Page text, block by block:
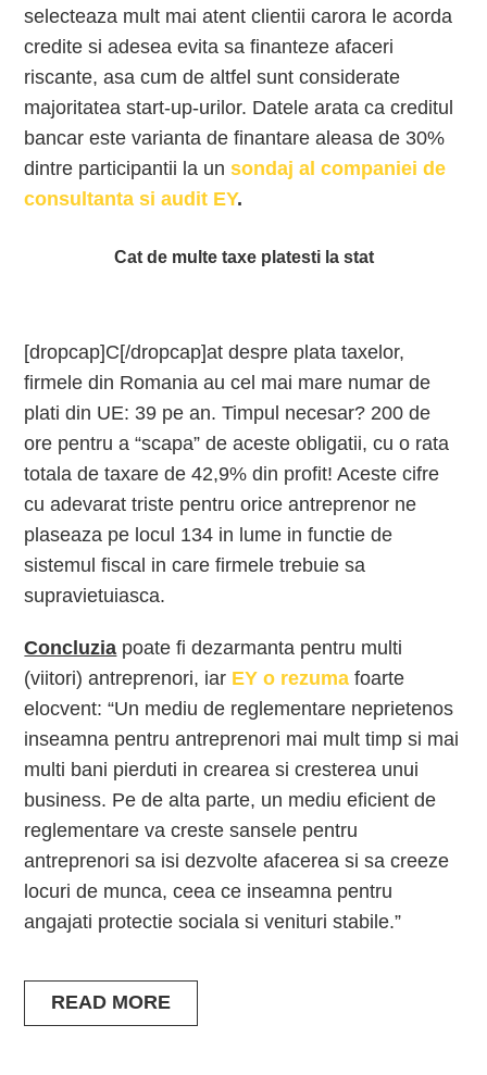
selecteaza mult mai atent clientii carora le acorda
credite si adesea evita sa finanteze afaceri
riscante, asa cum de altfel sunt considerate
majoritatea start-up-urilor. Datele arata ca creditul
bancar este varianta de finantare aleasa de 30%
dintre participantii la unsondaj al companiei de
consultanta si audit EY.
Cat de multe taxe platesti la stat
[dropcap]C[/dropcap]at despre plata taxelor,
firmele din Romania au cel mai mare numar de
plati din UE: 39 pe an. Timpul necesar? 200 de
ore pentru a “scapa” de aceste obligatii, cu o rata
totala de taxare de 42,9% din profit! Aceste cifre
cu adevarat triste pentru orice antreprenor ne
plaseaza pe locul 134 in lume in functie de
sistemul fiscal in care firmele trebuie sa
supravietuiasca.
Concluzia poate fi dezarmanta pentru multi
(viitori) antreprenori, iar EY o rezuma foarte
elocvent: “Un mediu de reglementare neprietenos
inseamna pentru antreprenori mai mult timp si mai
multi bani pierduti in crearea si cresterea unui
business. Pe de alta parte, un mediu eficient de
reglementare va creste sansele pentru
antreprenori sa isi dezvolte afacerea si sa creeze
locuri de munca, ceea ce inseamna pentru
angajati protectie sociala si venituri stabile.”
READ MORE